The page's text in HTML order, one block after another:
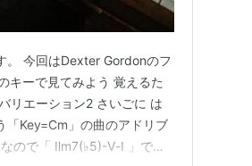
。 今回はDexter Gordonのフ
キーで見てみよう 覚えるた
リエーション2 さいごに は
「Key=Cm」の曲のアドリブ
ので「 Ⅱm7(♭5)-Ⅴ-Ⅰ 」で